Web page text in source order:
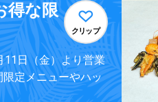
得な限
クリップ
11日（金）より営業
定メニューやハッ